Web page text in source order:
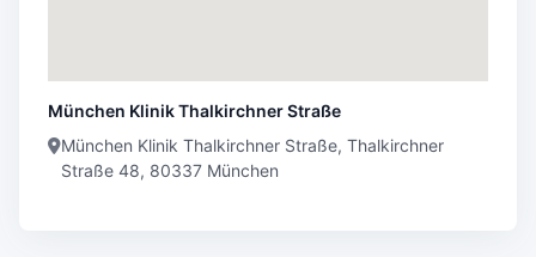
München Klinik Thalkirchner Straße
München Klinik Thalkirchner Straße, Thalkirchner
Straße 48, 80337 München